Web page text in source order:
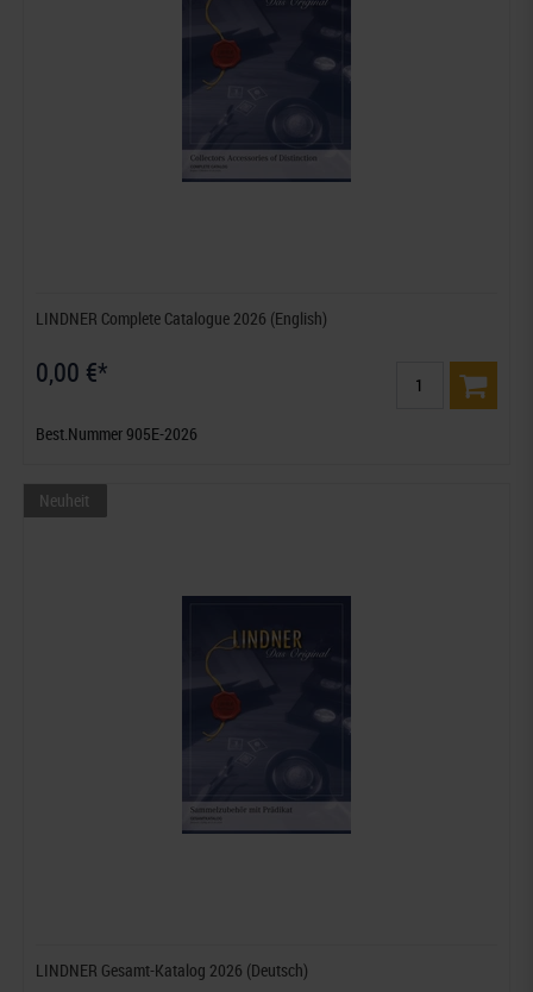
LINDNER Complete Catalogue 2026 (English)
0,00 €*
Best.Nummer 905E-2026
Neuheit
LINDNER Gesamt-Katalog 2026 (Deutsch)